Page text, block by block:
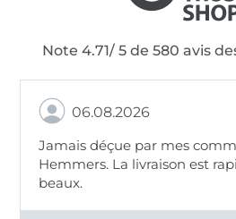
Note 4.71/ 5 de 580 avis
06.08.2026
Jamais déçue par mes
Hemmers. La livraison est
beaux.